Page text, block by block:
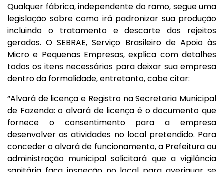
Qualquer fábrica, independente do ramo, segue uma
legislação sobre como irá padronizar sua produção
incluindo o tratamento e descarte dos rejeitos
gerados. OSEBRAE, Serviço Brasileiro de Apoio às
Micro e Pequenas Empresas, explica com detalhes
todos os itens necessários para deixar sua empresa
dentro da formalidade, entretanto, cabe citar:
“Alvará de licença e Registro na Secretaria Municipal
de Fazenda: o alvará de licença é o documento que
fornece o consentimento para a empresa
desenvolver as atividades no local pretendido. Para
conceder o alvará de funcionamento, a Prefeitura ou
administração municipal solicitará que a vigilância